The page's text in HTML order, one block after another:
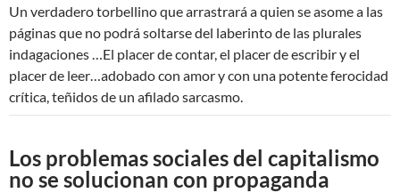
Un verdadero torbellino que arrastrará a quien se asome a las
páginas que no podrá soltarse del laberinto de las plurales
indagaciones …El placer de contar, el placer de escribir y el
placer de leer…adobado con amor y con una potente ferocidad
crítica, teñidos de un afilado sarcasmo.
Los problemas sociales del capitalismo
no se solucionan con propaganda